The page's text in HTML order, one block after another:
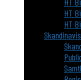
HT
HT